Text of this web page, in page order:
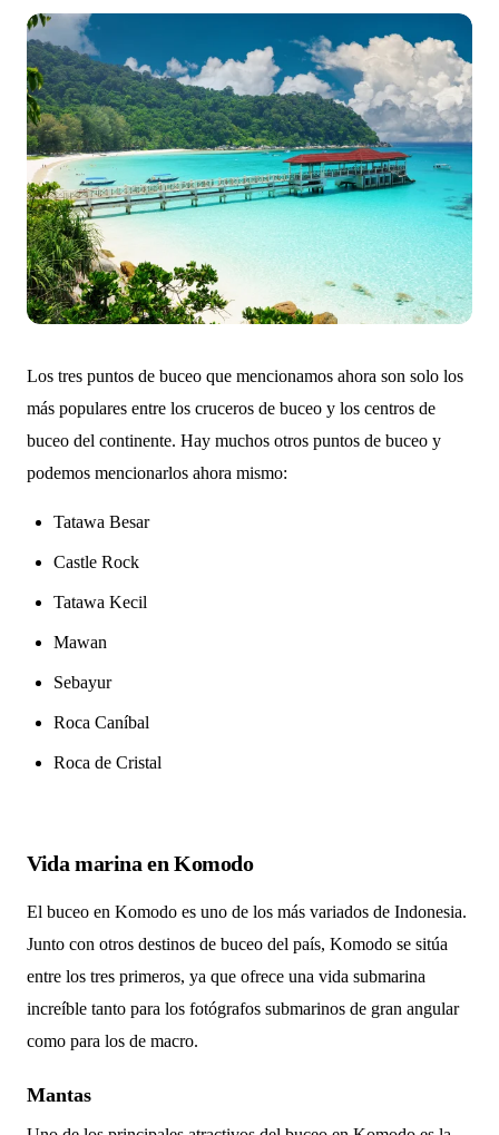
Los tres puntos de buceo que mencionamos ahora son solo los
más populares entre los cruceros de buceo y los centros de
buceo del continente. Hay muchos otros puntos de buceo y
podemos mencionarlos ahora mismo:
Tatawa Besar
Castle Rock
Tatawa Kecil
Mawan
Sebayur
Roca Caníbal
Roca de Cristal
Vida marina en Komodo
El buceo en Komodo es uno de los más variados de Indonesia.
Junto con otros destinos de buceo del país, Komodo se sitúa
entre los tres primeros, ya que ofrece una vida submarina
increíble tanto para los fotógrafos submarinos de gran angular
como para los de macro.
Mantas